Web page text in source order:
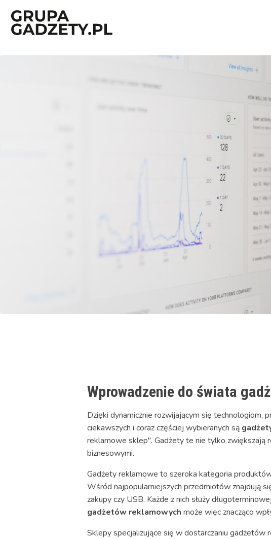
Wprowadzenie do świata
Dzięki dynamicznie rozwijającym się technologiom,
ciekawszych i coraz częściej wybieranych są
reklamowe sklep". Gadżety te nie tylko zwiększają
biznesowymi.
Gadżety reklamowe to szeroka kategoria
Wśród najpopularniejszych przedmiotów znajdują
zakupy czy USB. Każde z nich służy
gadżetów reklamowych może więc znacząco
Sklepy specjalizujące się w dostarczaniu gadżetów